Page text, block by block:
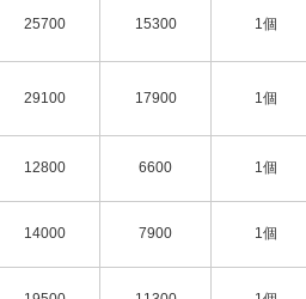
25700 15300 1個
29100 17900 1個
12800 6600 1個
14000 7900 1個